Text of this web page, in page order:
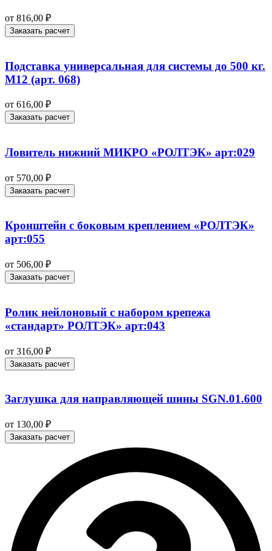
от 816,00 ₽
Заказать расчет
Подставка универсальная для системы до 500 кг.
М12 (арт. 068)
от 616,00 ₽
Заказать расчет
Ловитель нижний МИКРО «РОЛТЭК» арт:029
от 570,00 ₽
Заказать расчет
Кронштейн с боковым креплением «РОЛТЭК»
арт:055
от 506,00 ₽
Заказать расчет
Ролик нейлоновый с набором крепежа
«стандарт» РОЛТЭК» арт:043
от 316,00 ₽
Заказать расчет
Заглушка для направляющей шины SGN.01.600
от 130,00 ₽
Заказать расчет